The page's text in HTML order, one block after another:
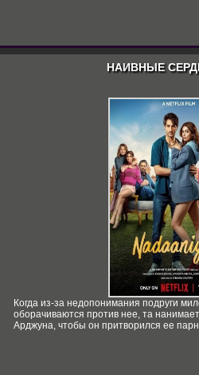
НАИВНЫЕ
Когда из-за недопонимания подруги
оборачиваются против нее, та
Арджуна, чтобы он притворился ее